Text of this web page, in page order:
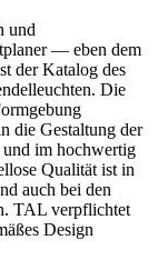
und
— eben dem
der Katalog des
Die
die Gestaltung der
im hochwertig
Qualität ist in
auch bei den
TAL verpflichtet
Design